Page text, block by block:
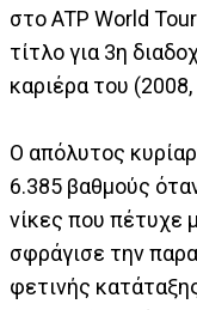
στο ATP World
τίτλο για 3η
καριέρα του
O απόλυτος
6.385 βαθμούς
νίκες που πέτυχε
σφράγισε την
φετινής